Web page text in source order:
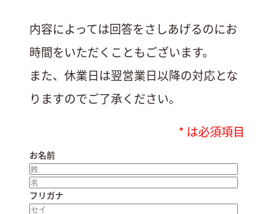
内容によっては回答をさしあげるのにお
時間をいただくこともございます。
また、休業日は翌営業日以降の対応とな
りますのでご了承ください。
* は必須項目
お名前
フリガナ